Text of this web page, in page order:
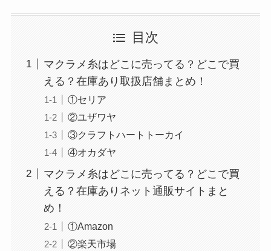
使い捨ておしぼりはどこで買える？販売店は100均
（ダイソー、セリア）！
目次
マクラメ糸はどこに売ってる？どこで買
える？在庫あり取扱店舗まとめ！
①セリア
②ユザワヤ
③クラフトハートトーカイ
④オカダヤ
マクラメ糸はどこに売ってる？どこで買
える？在庫ありネット通販サイトまと
め！
①Amazon
②楽天市場